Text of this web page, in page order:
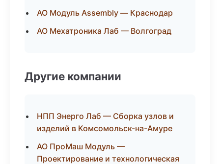
АО Модуль Assembly — Краснодар
АО Мехатроника Лаб — Волгоград
Другие компании
НПП Энерго Лаб — Сборка узлов и
изделий в Комсомольск-на-Амуре
АО ПроМаш Модуль —
Проектирование и технологическая